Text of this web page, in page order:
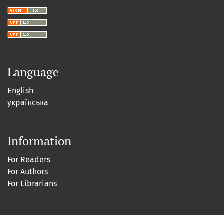
Language
English
українська
Information
For Readers
For Authors
For Librarians